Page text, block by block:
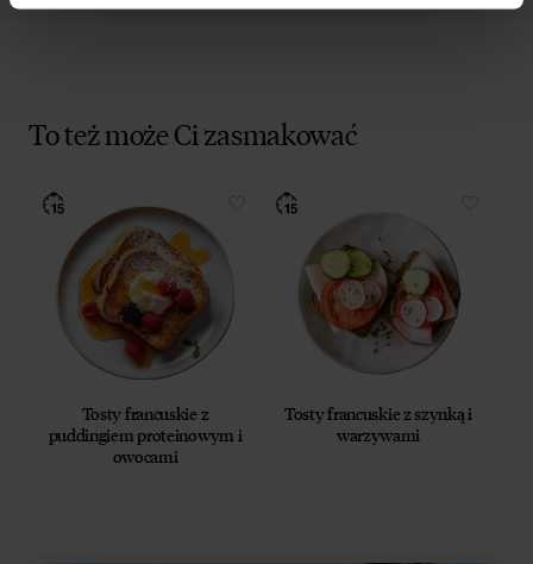
To też może Ci zasmakować
Tosty francuskie z
puddingiem proteinowym i
owocami
Tosty francuskie z szynką i
warzywami